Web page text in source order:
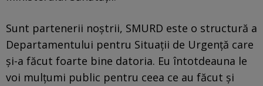
Sunt partenerii noştrii, SMURD este o structură a
Departamentului pentru Situaţii de Urgenţă care
şi-a făcut foarte bine datoria. Eu întotdeauna le
voi mulţumi public pentru ceea ce au făcut şi